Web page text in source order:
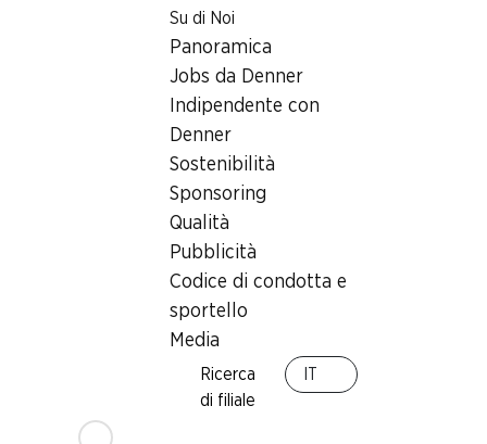
Su di Noi
Panoramica
Jobs da Denner
Indipendente con
Denner
Sostenibilità
Sponsoring
Qualità
Pubblicità
Codice di condotta e
sportello
Media
Ricerca
di filiale
Orari di apertura speciali
Prelievo di contanti con Post-Card / M-